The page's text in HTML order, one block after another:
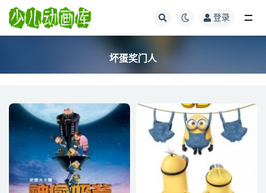
登录
坏蛋奖门人